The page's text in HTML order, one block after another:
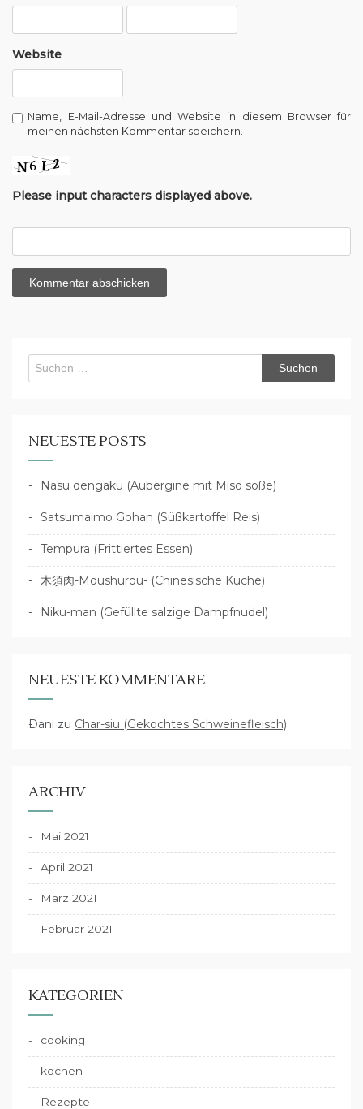
Website
Name, E-Mail-Adresse und Website in diesem Browser für
meinen nächsten Kommentar speichern.
Please input characters displayed above.
Suchen
nach:
NEUESTE POSTS
Nasu dengaku (Aubergine mit Miso soße)
Satsumaimo Gohan (Süßkartoffel Reis)
Tempura (Frittiertes Essen)
木須肉-Moushurou- (Chinesische Küche)
Niku-man (Gefüllte salzige Dampfnudel)
NEUESTE KOMMENTARE
Dani zu Char-siu (Gekochtes Schweinefleisch)
ARCHIV
Mai 2021
April 2021
März 2021
Februar 2021
KATEGORIEN
cooking
kochen
Rezepte